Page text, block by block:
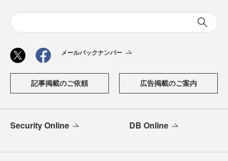
メールバックナンバー
記事掲載のご依頼 広告掲載のご案内
Security Online DB Online